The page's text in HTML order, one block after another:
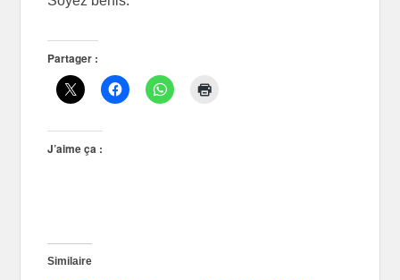
Partager :
J’aime ça :
Similaire